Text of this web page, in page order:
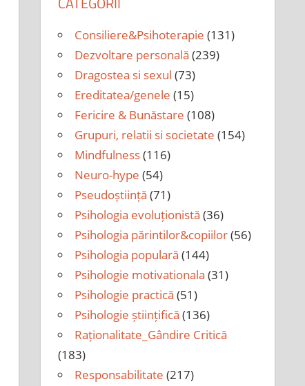
Consiliere&Psihoterapie (131)
Dezvoltare personală (239)
Dragostea si sexul (73)
Ereditatea/genele (15)
Fericire & Bunăstare (108)
Grupuri, relatii si societate (154)
Mindfulness(116)
Neuro-hype (54)
Pseudoștiință (71)
Psihologia evoluționistă (36)
Psihologia părintilor&copiilor(56)
Psihologia populară (144)
Psihologie motivationala (31)
Psihologie practică (51)
Psihologie științifică (136)
Raționalitate_Gândire Critică
(183)
Responsabilitate (217)